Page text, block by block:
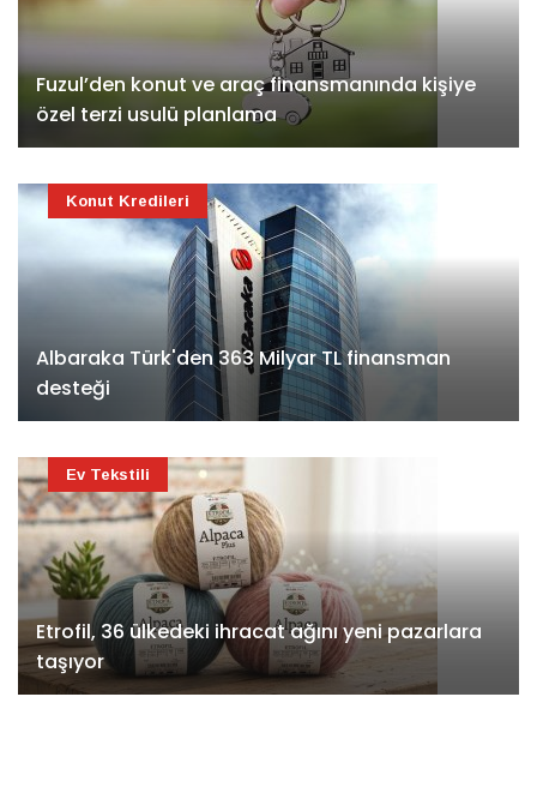
Fuzul’den konut ve araç finansmanında kişiye
özel terzi usulü planlama
Albaraka Türk'den 363 Milyar TL finansman
desteği
Konut Kredileri
Etrofil, 36 ülkedeki ihracat ağını yeni pazarlara
taşıyor
Ev Tekstili